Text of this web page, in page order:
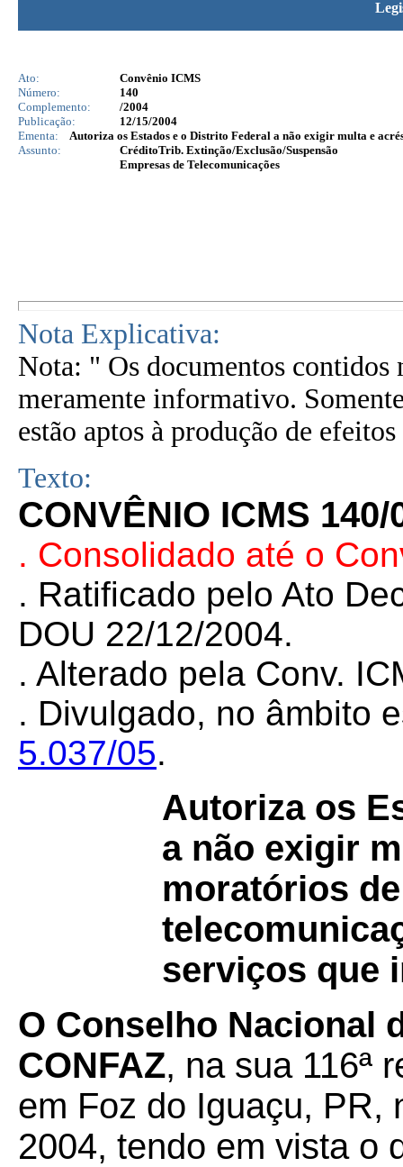
Ato:
Convênio ICMS
Número:
140
Complemento:
/2004
Publicação:
12/15/2004
Ementa:
Autoriza os Estados e o Distrito Federal a não exigir multa e
Assunto:
CréditoTrib. Extinção/Exclusão/Suspensão
Empresas de Telecomunicações
Nota Explicativa:
Nota: " Os documentos contidos
meramente informativo.
estão aptos à produção de
Texto:
CONVÊNIO ICMS 140/
. Consolidado até o
. Ratificado pelo Ato
DOU 22/12/2004.
. Alterado pela Conv.
. Divulgado, no âmbito
5.037/05.
Autoriza os
a não exigir
moratórios
serviços que
O Conselho Nacional
CONFAZ, na sua 116ª
em Foz do Iguaçu, PR,
2004, tendo em vista o